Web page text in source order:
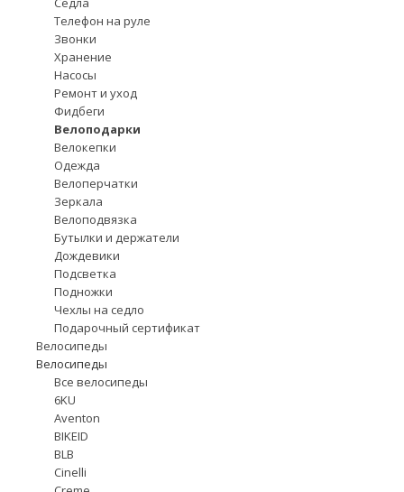
Телефон на руле
Звонки
Хранение
Насосы
Ремонт и уход
Фидбеги
Велоподарки
Велокепки
Одежда
Велоперчатки
Зеркала
Велоподвязка
Бутылки и держатели
Дождевики
Подсветка
Подножки
Чехлы на седло
Подарочный сертификат
Велосипеды
Велосипеды
Все велосипеды
6KU
Aventon
BIKEID
BLB
Cinelli